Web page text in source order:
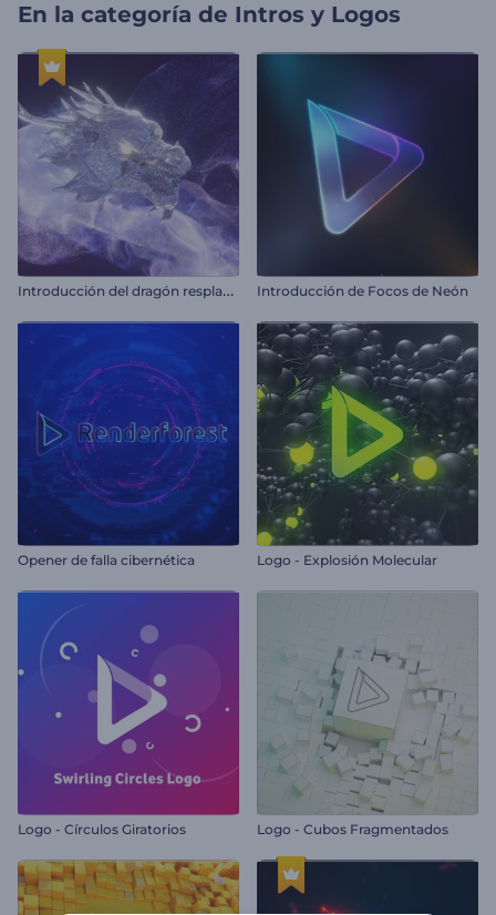
En la categoría de Intros y Logos
I
ntroducción del dragón resplandeciente Introducción de Focos de Neón
Opener de falla cibernética Logo - Explosión Molecular
Logo - Círculos Giratorios Logo - Cubos Fragmentados